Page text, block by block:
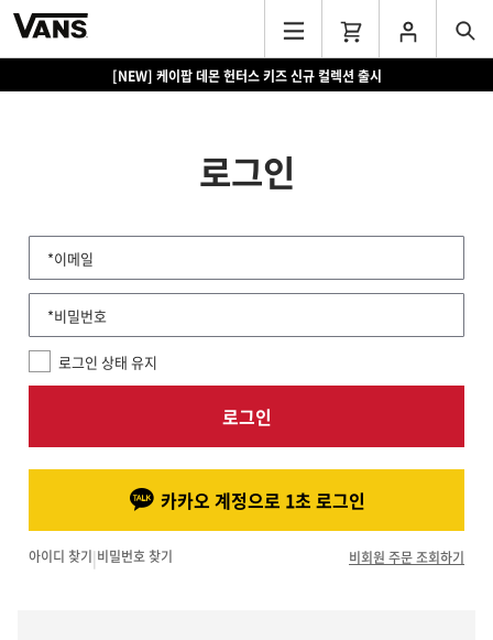
[NEW] 케이팝 데몬 헌터스 키즈 신규 컬렉션 출시
로그인
*이메일
*비밀번호
로그인 상태 유지
로그인
카카오 계정으로 1초 로그인
아이디 찾기|비밀번호 찾기 비회원 주문 조회하기